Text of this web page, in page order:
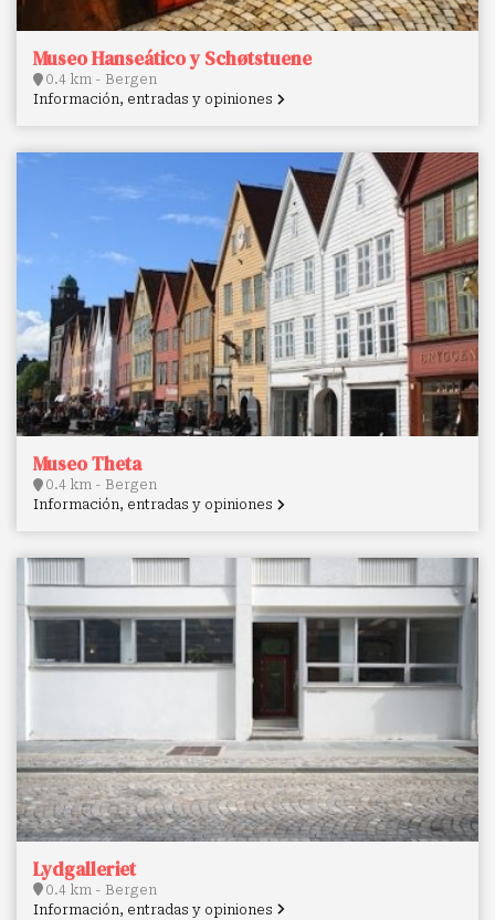
Museo Hanseático y Schøtstuene
0.4 km - Bergen
Información, entradas y opiniones
Museo Theta
0.4 km - Bergen
Información, entradas y opiniones
Lydgalleriet
0.4 km - Bergen
Información, entradas y opiniones